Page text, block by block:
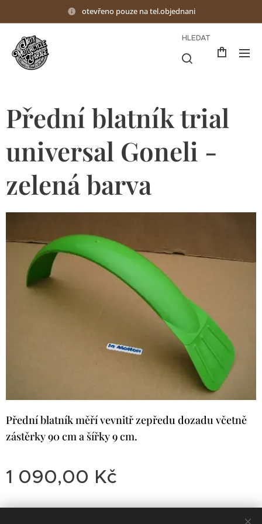
otevřeno pouze na tel.objednani
HLEDAT
Přední blatník trial
universal Goneli -
zelená barva
Přední blatník měří vevnitř zepředu dozadu včetně
zástěrky 90 cm a šířky 9 cm.
1 090,00 Kč